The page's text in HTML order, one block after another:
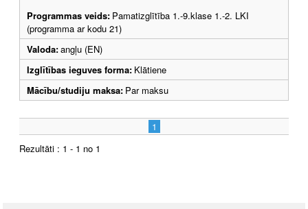
Programmas veids: Pamatizglītība 1.-9.klase 1.-2. LKI
(programma ar kodu 21)
Valoda:angļu (EN)
Izglītības ieguves forma: Klātiene
Mācību/studiju maksa: Par maksu
1
Rezultāti : 1 - 1 no 1